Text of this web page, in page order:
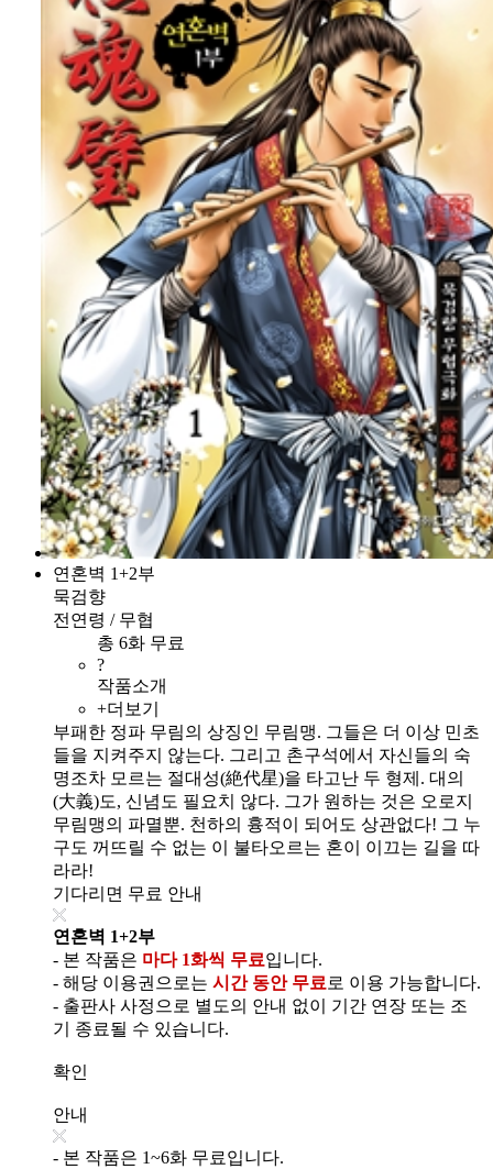
연혼벽 1+2부
묵검향
전연령 / 무협
총 6화 무료
?
작품소개
+더보기
부패한 정파 무림의 상징인 무림맹. 그들은 더 이상 민초
들을 지켜주지 않는다. 그리고 촌구석에서 자신들의 숙
명조차 모르는 절대성(絶代星)을 타고난 두 형제. 대의
(大義)도, 신념도 필요치 않다. 그가 원하는 것은 오로지
무림맹의 파멸뿐. 천하의 흉적이 되어도 상관없다! 그 누
구도 꺼뜨릴 수 없는 이 불타오르는 혼이 이끄는 길을 따
라라!
기다리면 무료 안내
연혼벽 1+2부
- 본 작품은 마다 1화씩 무료입니다.
- 해당 이용권으로는 시간 동안 무료 로 이용 가능합니다.
- 출판사 사정으로 별도의 안내 없이 기간 연장 또는 조
기 종료될 수 있습니다.
확인
안내
- 본 작품은 1~6화 무료입니다.